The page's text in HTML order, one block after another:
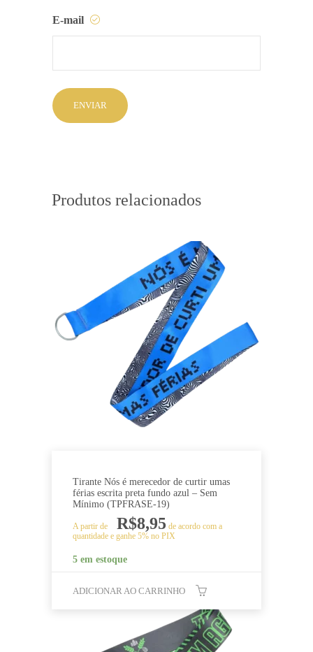
E-mail
Produtos relacionados
Tirante Nós é merecedor de curtir umas
férias escrita preta fundo azul – Sem
Mínimo (TPFRASE-19)
A partir de R$8,95 de acordo com a
quantidade e ganhe 5% no PIX
5 em estoque
ADICIONAR AO CARRINHO